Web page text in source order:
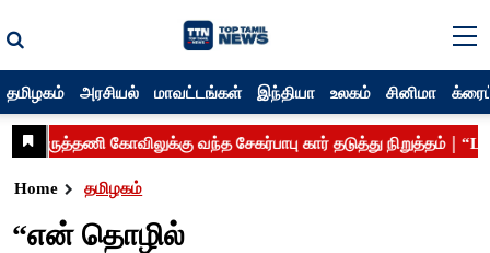
தமிழகம் அரசியல் மாவட்டங்கள் இந்தியா உலகம் சினிமா
Home தமிழகம்
“என் தொழில்